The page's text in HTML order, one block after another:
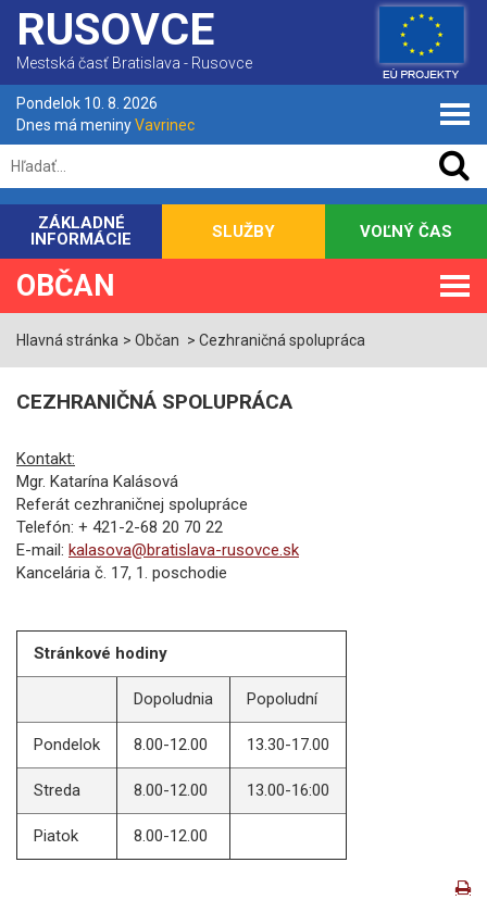
RUSOVCE
Mestská časť Bratislava - Rusovce
Pondelok 10. 8. 2026
Dnes má meninyVavrinec
ZÁKLADNÉ
INFORMÁCIE
OBČAN
SLUŽBY VOĽNÝ ČAS
Hlavná stránka Občan Cezhraničná spolupráca
CEZHRANIČNÁ SPOLUPRÁCA
Kontakt:
Mgr. Katarína Kalásová
Referát cezhraničnej spolupráce
Telefón: + 421-2-68 20 70 22
E-mail: kalasova@bratislava-rusovce.sk
Kancelária č. 17, 1. poschodie
Stránkové hodiny
Dopoludnia Popoludní
Pondelok 8.00-12.00 13.30-17.00
Streda 8.00-12.00 13.00-16:00
Piatok 8.00-12.00